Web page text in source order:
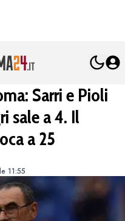
Sarri e Pioli
sale a 4. Il
a 25
11:55